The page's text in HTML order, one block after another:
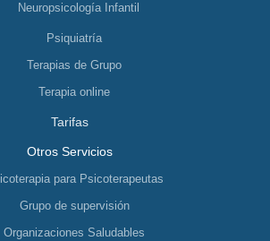
Neuropsicología Infantil
Psiquiatría
Terapias de Grupo
Terapia online
Tarifas
Otros Servicios
para Psicoterapeutas
Grupo de supervisión
Organizaciones Saludables